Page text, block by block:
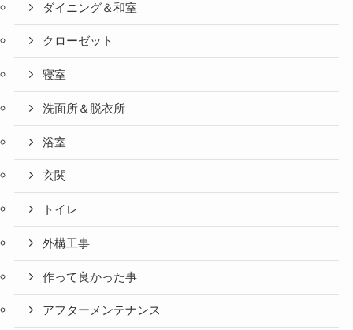
ダイニング＆和室
クローゼット
寝室
洗面所＆脱衣所
浴室
玄関
トイレ
外構工事
作って良かった事
アフターメンテナンス